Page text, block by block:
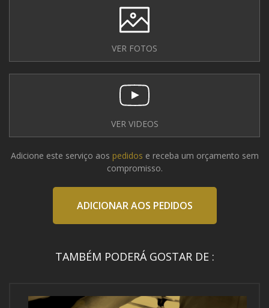
VER FOTOS
VER VIDEOS
Adicione este serviço aos pedidos e receba um orçamento sem
compromisso.
ADICIONAR AOS PEDIDOS
TAMBÉM PODERÁ GOSTAR DE :